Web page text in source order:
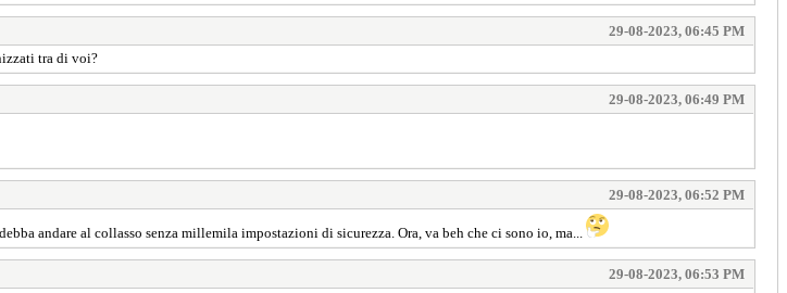
29-08-2023, 06:45 PM
tra di voi?
29-08-2023, 06:49 PM
29-08-2023, 06:52 PM
andare al collasso senza millemila impostazioni di sicurezza. Ora, va beh che ci sono io, ma...
29-08-2023, 06:53 PM